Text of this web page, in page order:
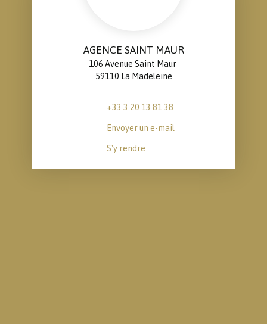
AGENCE SAINT MAUR
106 Avenue Saint Maur
59110 La Madeleine
+33 3 20 13 81 38
Envoyer un e-mail
S'y rendre